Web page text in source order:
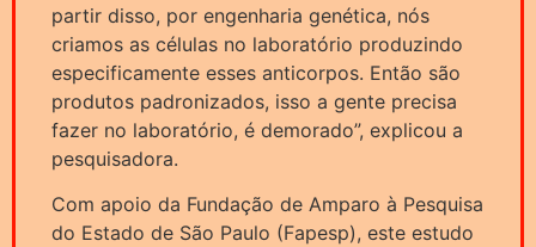
partir disso, por engenharia genética, nós
criamos as células no laboratório produzindo
especificamente esses anticorpos. Então são
produtos padronizados, isso a gente precisa
fazer no laboratório, é demorado”, explicou a
pesquisadora.
Com apoio da Fundação de Amparo à Pesquisa
do Estado de São Paulo (Fapesp), este estudo